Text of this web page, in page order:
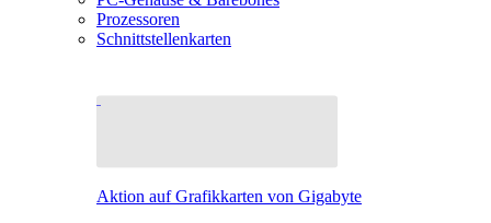
Prozessoren
Schnittstellenkarten
Aktion auf Grafikkarten von Gigabyte